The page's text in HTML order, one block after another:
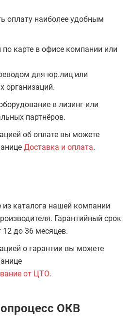
оплату наиболее удобным
карте в офисе компании или
для юр.лиц или
организаций.
в лизинг или
партнёров.
об оплате вы можете
Доставка и оплата.
из каталога нашей компании
Гарантийный срок
12 до 36 месяцев.
о гарантии вы можете
от ЦТО.
ОКВ